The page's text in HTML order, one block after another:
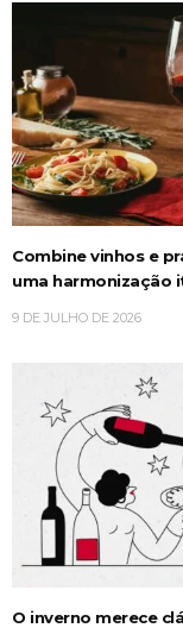
Combine vinhos e
uma harmonização
9 DE JULHO DE 2026
O inverno merece